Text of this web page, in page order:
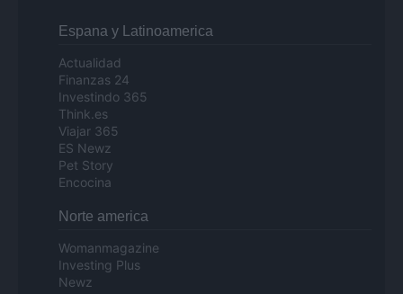
Espana y Latinoamerica
Actualidad
Finanzas 24
Investindo 365
Think.es
Viajar 365
ES Newz
Pet Story
Encocina
Norte america
Womanmagazine
Investing Plus
Newz